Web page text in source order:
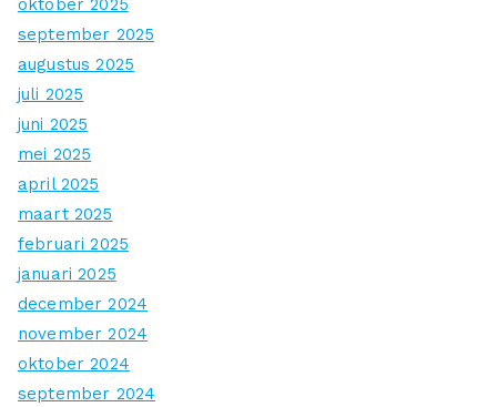
oktober 2025
september 2025
augustus 2025
juli 2025
juni 2025
mei 2025
april 2025
maart 2025
februari 2025
januari 2025
december 2024
november 2024
oktober 2024
september 2024